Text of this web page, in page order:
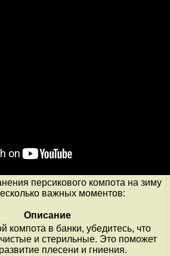
персикового компота на зиму
важных моментов:
Описание
компота в банки, убедитесь, что
и стерильные. Это поможет
плесени и гниения.